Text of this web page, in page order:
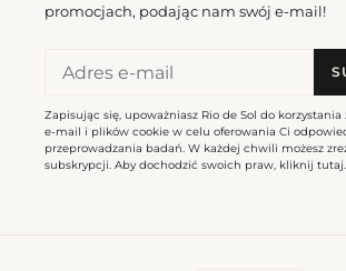
promocjach, podając nam swój e-mail!
Zapisując się, upoważniasz Rio de Sol do korzystania
e-mail i plików cookie w celu oferowania Ci
przeprowadzania badań. W każdej chwili możesz
subskrypcji. Aby dochodzić swoich praw, kliknij tutaj.